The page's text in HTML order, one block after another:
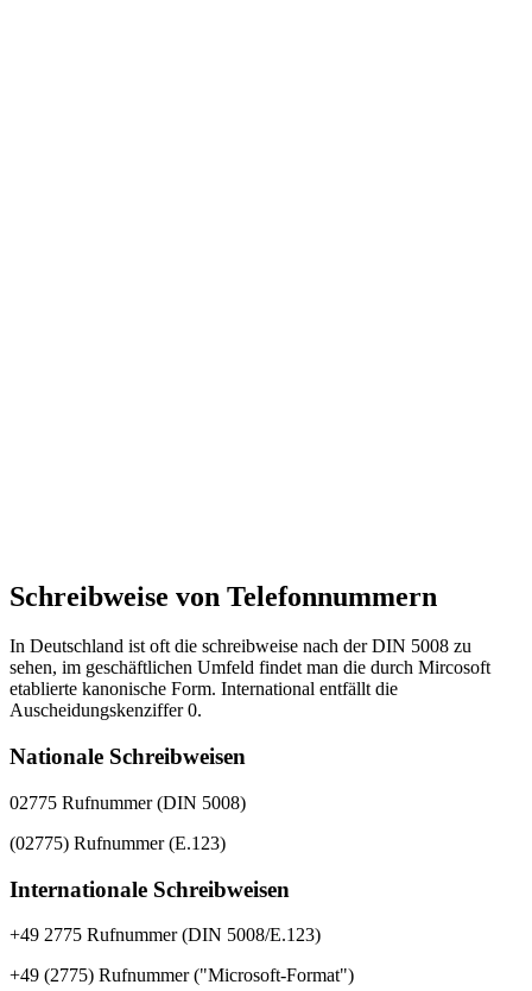
Schreibweise von Telefonnummern
In Deutschland ist oft die schreibweise nach der DIN 5008 zu
sehen, im geschäftlichen Umfeld findet man die durch Mircosoft
etablierte kanonische Form. International entfällt die
Auscheidungskenziffer 0.
Nationale Schreibweisen
02775 Rufnummer (DIN 5008)
(02775) Rufnummer (E.123)
Internationale Schreibweisen
+49 2775 Rufnummer (DIN 5008/E.123)
+49 (2775) Rufnummer ("Microsoft-Format")